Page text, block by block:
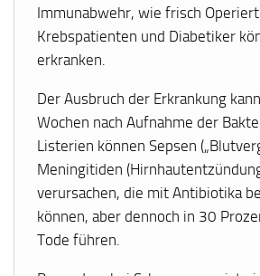
Immunabwehr, wie frisch
Krebspatienten und Diabetiker
erkranken.
Der Ausbruch der Erkrankung
Wochen nach Aufnahme der
Listerien können Sepsen
Meningitiden
verursachen, die mit Antibiotika
können, aber dennoch in 30
Tode führen.